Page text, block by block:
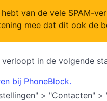
van de vele SPAM-
mee dat dit ook de
in de volgende
bij PhoneBlock.
> "Contacten" >